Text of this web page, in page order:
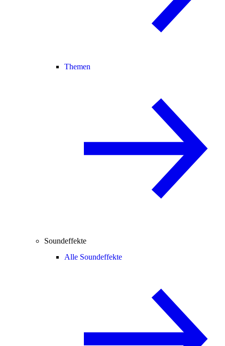
Themen
Soundeffekte
Alle Soundeffekte